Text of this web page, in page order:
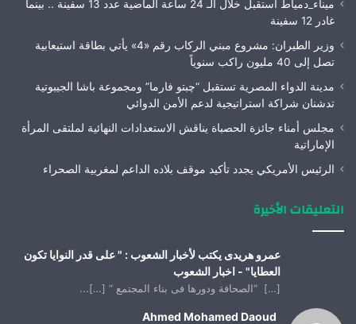
ميناء_دمياط استقبل خلال الـ 24 ساعة الماضية عدد 13 سفينة .. بينما
غادر 12 سفينة
وزير الطيران: مشروع مبني الركاب رقم «4» يأتي بطاقة استيعابية
تصل إلى 40 مليون راكب سنوياً
مدينة الدواء المصرية تستقبل “چبتو فارما” ومجموعة باشا الجيبوتية
تدشنان شراكة استراتيجية لدعم الأمن الدوائي
مجلس أمناء جائزة الحصباة يناقش الاستعدادات النهائية لملتقى المرأة
الإماراتية
الرئيس الأمريكي يجدد تأكيد موقف بلاده الداعم لمغربية الصحراء
التعليقات الأخيرة
عمرو هريدى يكتب لأخبار الشعوب : " على قدر النوايا تكون
العطايا" - اخبار الشعوب
[…] “الصحافة ودورها فى بناء المجتمع “ […]...
Ahmed Mohamed Daoud